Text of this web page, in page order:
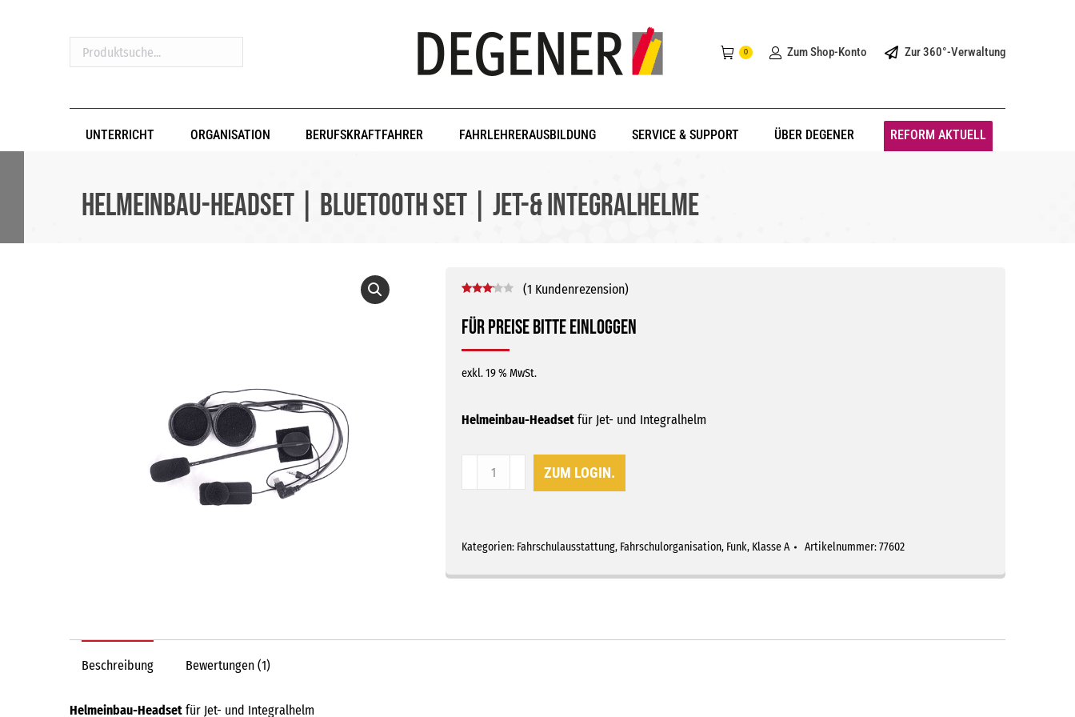
Produktsuche...
0 Zum Shop-Konto Zur 360°-Verwaltung
UNTERRICHT ORGANISATION BERUFSKRAFTFAHRER FAHRLEHRERAUSBILDUNG SERVICE & SUPPORT ÜBER DEGENER REFORM AKTUELL
Helmeinbau-Headset | BLUETOOTH Set | Jet-& Integralhelme
Für Preise bitte einloggen
mit
3.00
basierend
Kundenbewertung
(1 Kundenrezension)
exkl. 19 % MwSt.
Helmeinbau-Headsetfür Jet- und Integralhelm
Set
ZUM LOGIN.
Kategorien: Fahrschulausstattung, Fahrschulorganisation, Funk, Klasse A Artikelnummer:77602
Beschreibung Bewertungen (1)
Helmeinbau-Headset für Jet- und Integralhelm